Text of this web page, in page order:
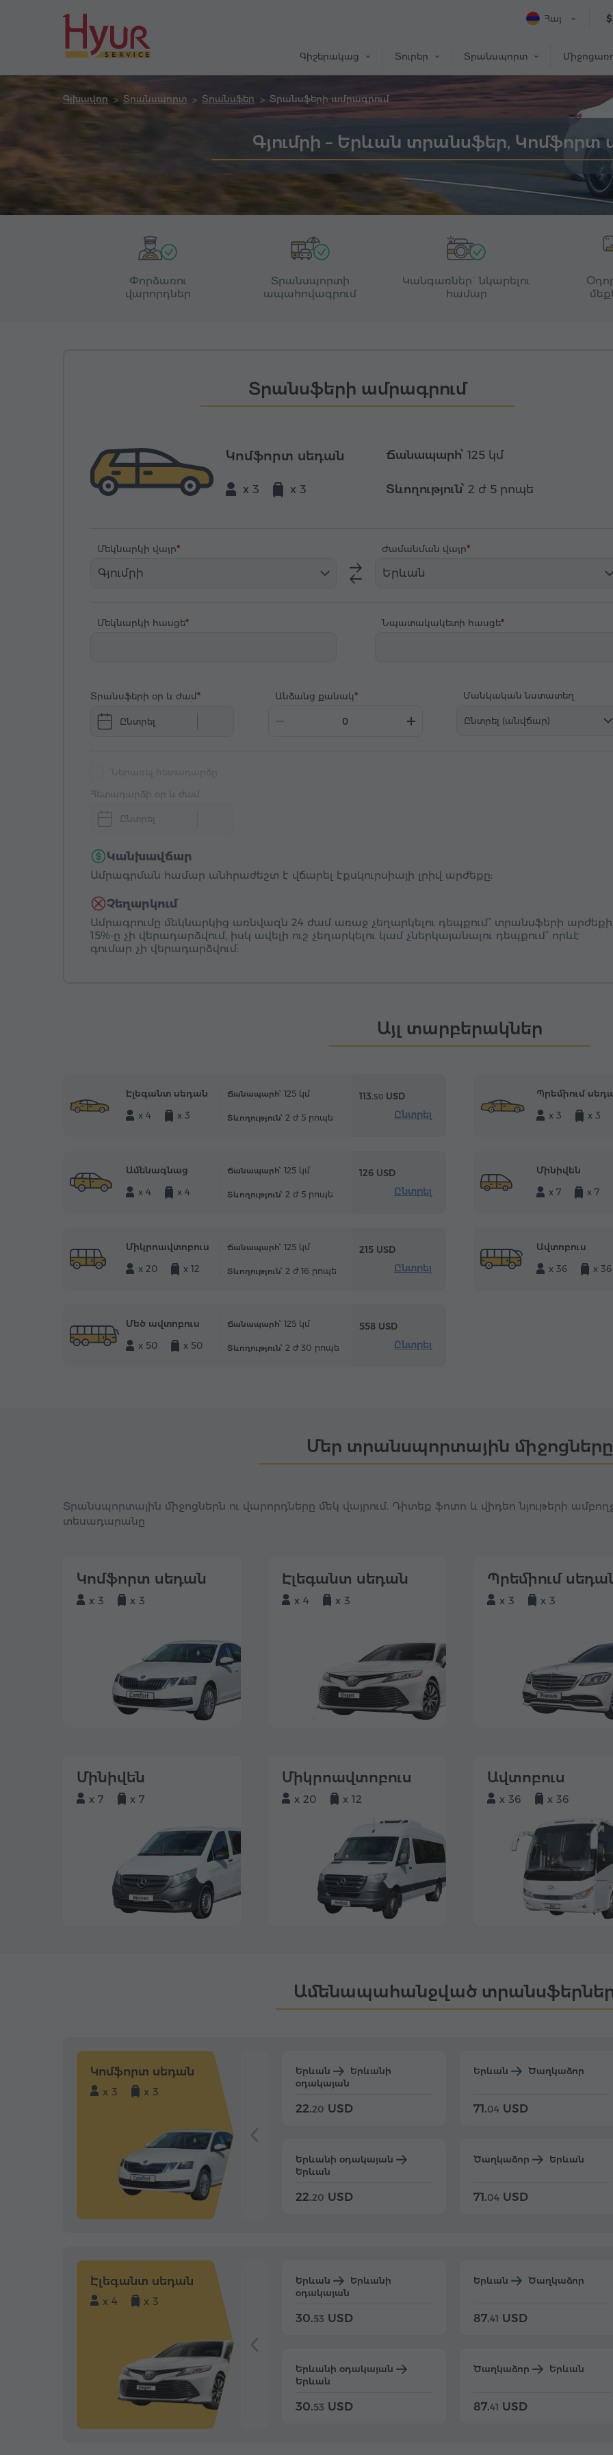
$
Հայ
Գիշերակաց Տուրեր Տրանսպորտ
Գլխավոր Տրանսպորտ Տրանսֆեր Տրանսֆերի ամրագրում
Գյումրի – Երևան տրանսֆեր, Կոմֆորտ
Փորձառու
վարորդներ
Տրանսպորտի
ապահովագրում
Կանգառներ` նկարելու
համար
Տրանսֆերի ամրագրում
Կոմֆորտ սեդան
x 3 x 3
Ճանապարհ՝ 125 կմ
Տևողություն՝ 2 ժ 5 րոպե
Մեկնարկի վայր
Գյումրի
Ժամանման վայր
Երևան
Մեկնարկի հասցե Նպատակակետի հասցե
Տրանսֆերի օր և ժամ
Ընտրել
Անձանց քանակ Մանկական նստատեղ
Ընտրել (անվճար)
Հետադարձի օր և ժամ
Ընտրել
Կանխավճար
Ամրագրման համար անհրաժեշտ է վճարել էքսկուրսիայի լրիվ արժեքը:
Չեղարկում
Ամրագրումը մեկնարկից առնվազն 24 ժամ առաջ չեղարկելու դեպքում՝ տրանսֆերի արժեքի
15%-ը չի վերադարձվում, իսկ ավելի ուշ չեղարկելու կամ չներկայանալու դեպքում՝ որևէ
գումար չի վերադարձվում:
Այլ տարբերակներ
Էլեգանտ սեդան
x 4
x 3
Ճանապարհ՝ 125 կմ
Տևողություն՝ 2 ժ 5 րոպե
113.50 USD
Ընտրել
Պրեմիում
x 3
x 3
Ամենագնաց
x 4
x 4
Ճանապարհ՝ 125 կմ
Տևողություն՝ 2 ժ 5 րոպե
126 USD
Ընտրել
Մինիվեն
x 7
x 7
Միկրոավտոբուս
x 20
x 12
Ճանապարհ՝ 125 կմ
Տևողություն՝ 2 ժ 16 րոպե
215 USD
Ընտրել
Ավտոբուս
x 36
x 36
Մեծ ավտոբուս
x 50
x 50
Ճանապարհ՝ 125 կմ
Տևողություն՝ 2 ժ 30 րոպե
558 USD
Ընտրել
Մեր տրանսպորտային միջոցները
Տրանսպորտային միջոցներն ու վարորդները մեկ վայրում. Դիտեք ֆոտո և վիդեո նյութերի
տեսադարանը
Կոմֆորտ սեդան
x 3 x 3
Էլեգանտ սեդան
x 4 x 3
Պրեմիում
x 3 x 3
Մինիվեն
x 7 x 7
Միկրոավտոբուս
x 20 x 12
Ավտոբուս
x 36 x 36
Ամենապահանջված
Կոմֆորտ սեդան
x 3 x 3
Երևան
Երևանի
օդակայան
22.20 USD
Երևանի օդակայան
Երևան
22.20 USD
Երևան Ծաղկաձոր
71.04 USD
Ծաղկաձոր Երևան
71.04 USD
Էլեգանտ սեդան
x 4 x 3
Երևան
Երևանի
օդակայան
30.53 USD
Երևանի օդակայան
Երևան
30.53 USD
Երևան Ծաղկաձոր
87.41 USD
Ծաղկաձոր Երևան
87.41 USD